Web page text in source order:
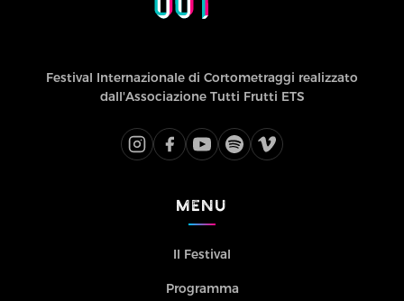
Festival Internazionale di Cortometraggi realizzato
dall'Associazione Tutti Frutti ETS
MENU
Il Festival
Programma